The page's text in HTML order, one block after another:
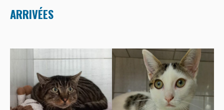
ARRIVÉES